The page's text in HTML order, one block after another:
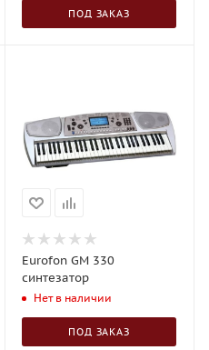
ПОД ЗАКАЗ
Eurofon GM 330
синтезатор
Нет в наличии
ПОД ЗАКАЗ